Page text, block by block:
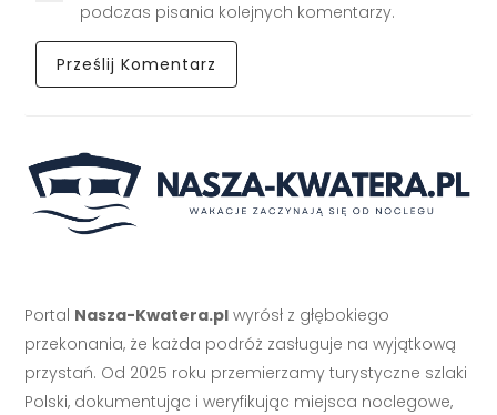
podczas pisania kolejnych komentarzy.
Portal Nasza-Kwatera.pl wyrósł z głębokiego
przekonania, że każda podróż zasługuje na wyjątkową
przystań. Od 2025 roku przemierzamy turystyczne szlaki
Polski, dokumentując i weryfikując miejsca noclegowe,